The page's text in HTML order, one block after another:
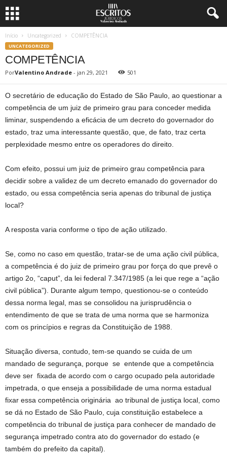
Início Uncategorized COMPETÊNCIA
UNCATEGORIZED
COMPETÊNCIA
PorValentino Andrade - jan 29, 2021 501
O secretário de educação do Estado de São Paulo, ao questionar a
competência de um juiz de primeiro grau para conceder medida
liminar, suspendendo a eficácia de um decreto do governador do
estado, traz uma interessante questão, que, de fato, traz certa
perplexidade mesmo entre os operadores do direito.
Com efeito, possui um juiz de primeiro grau competência para
decidir sobre a validez de um decreto emanado do governador do
estado, ou essa competência seria apenas do tribunal de justiça
local?
A resposta varia conforme o tipo de ação utilizado.
Se, como no caso em questão, tratar-se de uma ação civil pública,
a competência é do juiz de primeiro grau por força do que prevê o
artigo 2o, “caput”, da lei federal 7.347/1985 (a lei que rege a “ação
civil pública”). Durante algum tempo, questionou-se o conteúdo
dessa norma legal, mas se consolidou na jurisprudência o
entendimento de que se trata de uma norma que se harmoniza
com os princípios e regras da Constituição de 1988.
Situação diversa, contudo, tem-se quando se cuida de um
mandado de segurança, porque se entende que a competência
deve ser fixada de acordo com o cargo ocupado pela autoridade
impetrada, o que enseja a possibilidade de uma norma estadual
fixar essa competência originária ao tribunal de justiça local, como
se dá no Estado de São Paulo, cuja constituição estabelece a
competência do tribunal de justiça para conhecer de mandado de
segurança impetrado contra ato do governador do estado (e
também do prefeito da capital).